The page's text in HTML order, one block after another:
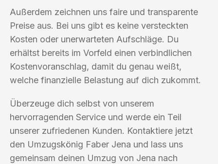
Außerdem zeichnen uns faire und transparente
Preise aus. Bei uns gibt es keine versteckten
Kosten oder unerwarteten Aufschläge. Du
erhältst bereits im Vorfeld einen verbindlichen
Kostenvoranschlag, damit du genau weißt,
welche finanzielle Belastung auf dich zukommt.
Überzeuge dich selbst von unserem
hervorragenden Service und werde ein Teil
unserer zufriedenen Kunden. Kontaktiere jetzt
den Umzugskönig Faber Jena und lass uns
gemeinsam deinen Umzug von Jena nach